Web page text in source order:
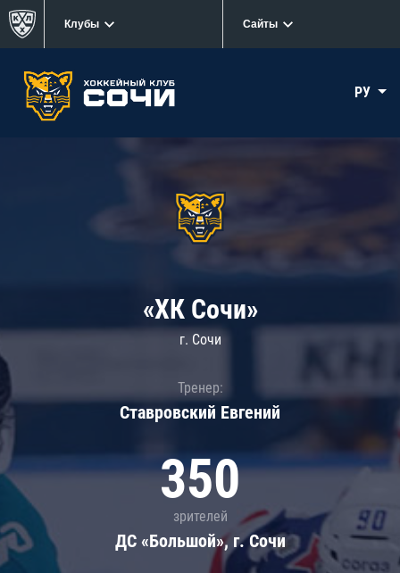
Клубы Сайты
РУ
«ХК Сочи»
г. Сочи
Тренер:
Ставровский Евгений
350
зрителей
ДС «Большой», г. Сочи